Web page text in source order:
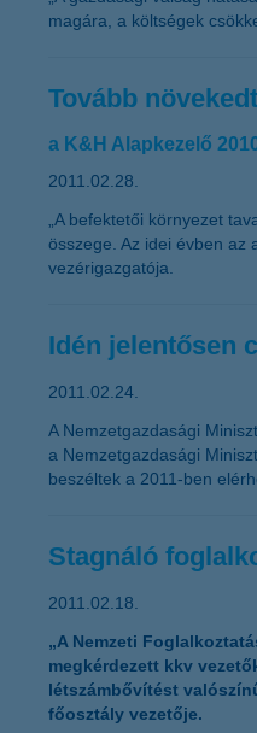
magára, a költségek
Tovább
a K&H Alapkezelő
2011.02.28.
„A befektetői környezet
összege. Az idei évben az
vezérigazgatója.
Idén jelentősen
2011.02.24.
A Nemzetgazdasági
a Nemzetgazdasági
beszéltek a 2011-ben
Stagnáló
2011.02.18.
„A Nemzeti
megkérdezett kkv
létszámbővítést
főosztály vezetője.